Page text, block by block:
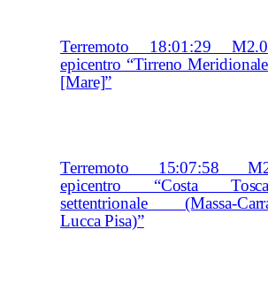
Terremoto 18:01:29 M2.0
epicentro “Tirreno Meridionale
[Mare]”
Terremoto 15:07:58
epicentro “Costa
settentrionale (Massa-
Lucca Pisa)”